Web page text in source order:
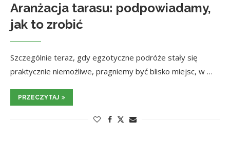
Aranżacja tarasu: podpowiadamy,
jak to zrobić
Szczególnie teraz, gdy egzotyczne podróże stały się
praktycznie niemożliwe, pragniemy być blisko miejsc, w …
PRZECZYTAJ